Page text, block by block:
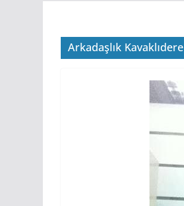
Arkadaşlık Kavaklıdere